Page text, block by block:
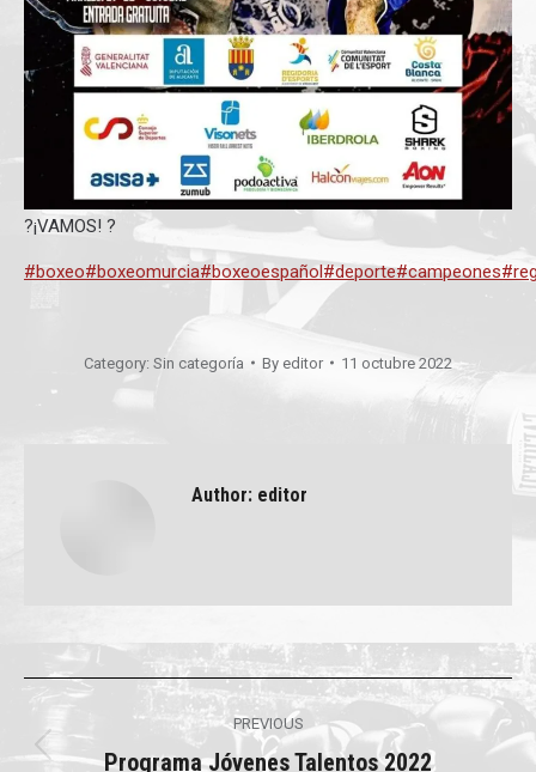
?¡VAMOS! ?
#boxeo#boxeomurcia#boxeoespañol#deporte#campeones
Category: Sin categoría By editor 11 octubre 2022
Author: editor
Post
navigation
PREVIOUS
Previous
Programa Jóvenes Talentos 2022